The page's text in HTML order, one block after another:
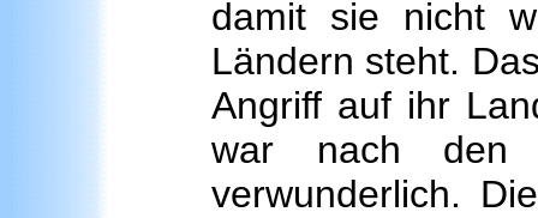
damit sie nicht
Ländern steht.
Angriff auf ihr
war nach den
verwunderlich.